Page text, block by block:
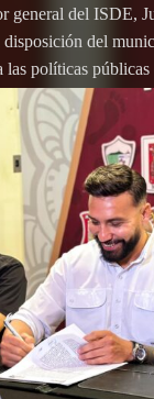
general del ISDE,
disposición del
las políticas